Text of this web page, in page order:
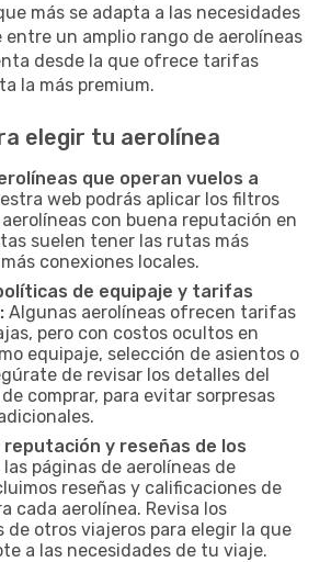
más se adapta a las necesidades
entre un amplio rango de aerolíneas
desde la que ofrece tarifas
la más premium.
elegir tu aerolínea
que operan vuelos a
web podrás aplicar los filtros
con buena reputación en
suelen tener las rutas más
conexiones locales.
de equipaje y tarifas
Algunas aerolíneas ofrecen tarifas
pero con costos ocultos en
equipaje, selección de asientos o
de revisar los detalles del
comprar, para evitar sorpresas
reputación y reseñas de los
las páginas de aerolíneas de
reseñas y calificaciones de
cada aerolínea. Revisa los
de otros viajeros para elegir la que
a las necesidades de tu viaje.